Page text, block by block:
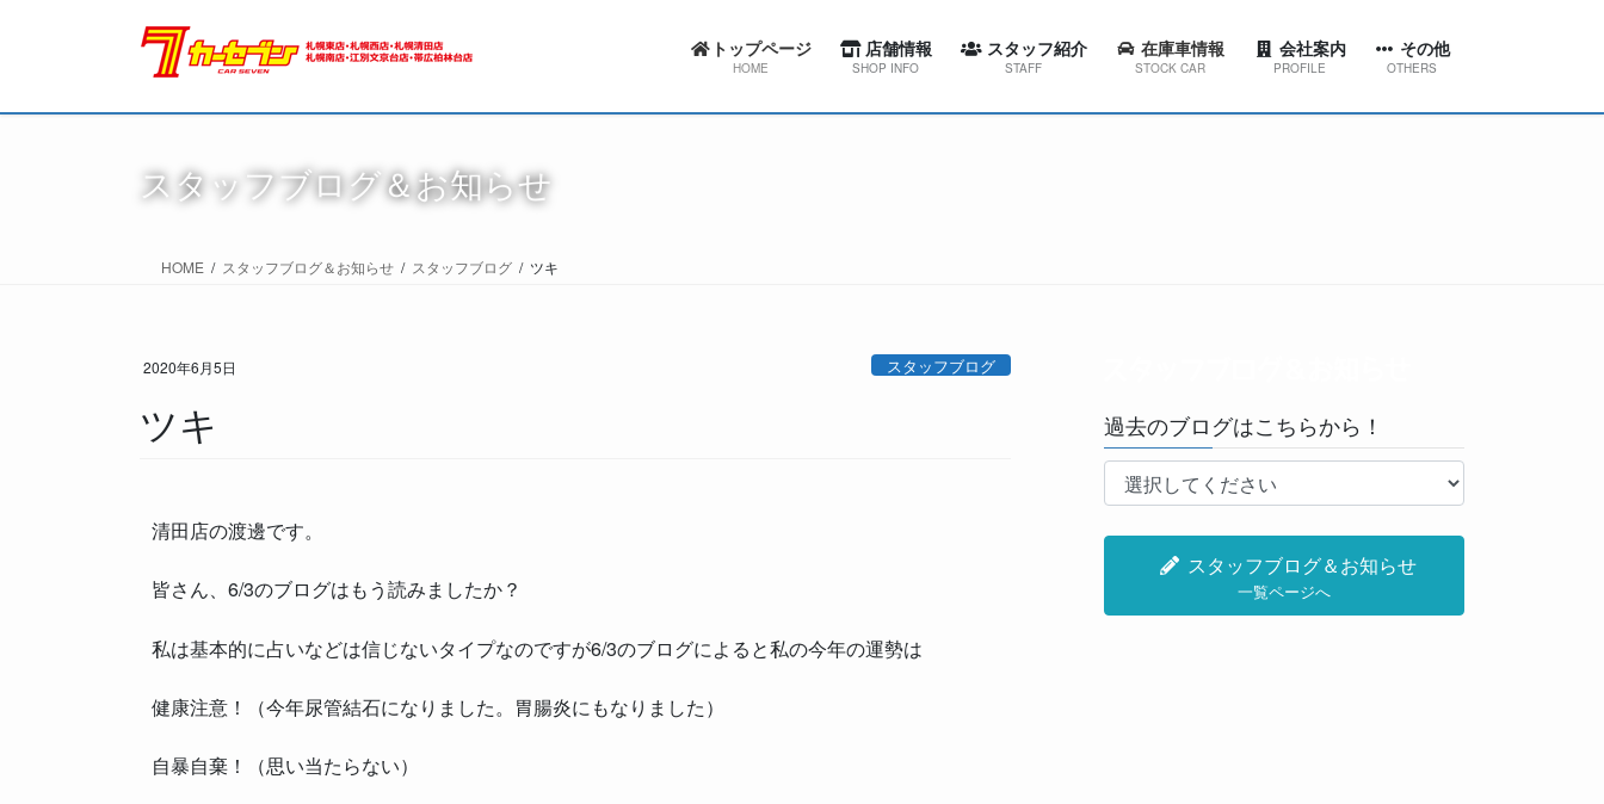
トップページ
HOME
店舗情報
SHOP INFO
カーセブン札幌東店
スタッフ紹介
STAFF
スワローコーポレーション
在庫車情報
STOCK CAR
会社案内
PROFILE
代表挨拶
その他
OTHERS
スタッフブログ＆お知らせ
スタッフブログ＆お知らせ
HOME スタッフブログ＆お知らせ スタッフブログ ツキ
2020年6月5日 スタッフブログ
ツキ
清田店の渡邊です。
皆さん、6/3のブログはもう読みましたか？
私は基本的に占いなどは信じないタイプなのですが6/3のブログによると私の今年の運勢は
健康注意！（今年尿管結石になりました。胃腸炎にもなりました）
自暴自棄！（思い当たらない）
過去のブログはこちらから！
スタッフブログ＆お知らせ
一覧ページへ